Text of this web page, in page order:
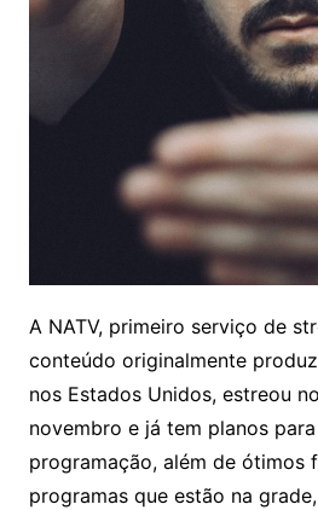
A NATV, primeiro serviço de
conteúdo originalmente
nos Estados Unidos, estreou
novembro e já tem planos
programação, além de ótimos
programas que estão na